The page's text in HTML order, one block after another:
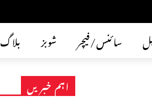
بلاگ شوبز سائنس/فیچر
اہم خبریں